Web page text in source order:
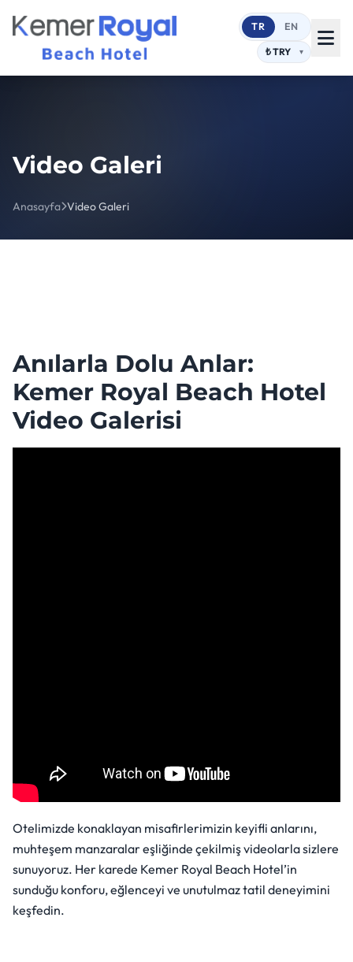
TR EN
Video Galeri
Anasayfa Video Galeri
Anılarla Dolu Anlar:
Kemer Royal Beach Hotel
Video Galerisi
Otelimizde konaklayan misafirlerimizin keyifli anlarını,
muhteşem manzaralar eşliğinde çekilmiş videolarla sizlere
sunuyoruz. Her karede Kemer Royal Beach Hotel’in
sunduğu konforu, eğlenceyi ve unutulmaz tatil deneyimini
keşfedin.